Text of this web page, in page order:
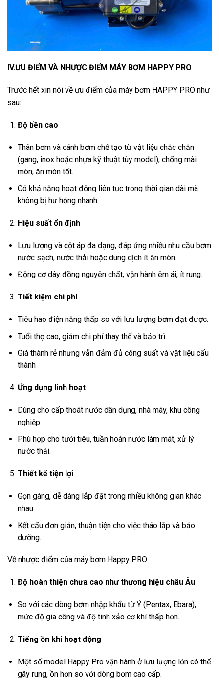
IV.ƯU ĐIỂM VÀ NHƯỢC ĐIỂM MÁY BƠM HAPPY PRO
Trước hết xin nói về ưu điểm của máy bơm HAPPY PRO như
sau:
Độ bền cao
Thân bơm và cánh bơm chế tạo từ vật liệu chắc chắn
(gang, inox hoặc nhựa kỹ thuật tùy model), chống mài
mòn, ăn mòn tốt.
Có khả năng hoạt động liên tục trong thời gian dài mà
không bị hư hỏng nhanh.
Hiệu suất ổn định
Lưu lượng và cột áp đa dạng, đáp ứng nhiều nhu cầu bơm
nước sạch, nước thải hoặc dung dịch ít ăn mòn.
Động cơ dây đồng nguyên chất, vận hành êm ái, ít rung.
Tiết kiệm chi phí
Tiêu hao điện năng thấp so với lưu lượng bơm đạt được.
Tuổi thọ cao, giảm chi phí thay thế và bảo trì.
Giá thành rẻ nhưng vẫn đảm đủ công suất và vật liệu cấu
thành
Ứng dụng linh hoạt
Dùng cho cấp thoát nước dân dụng, nhà máy, khu công
nghiệp.
Phù hợp cho tưới tiêu, tuần hoàn nước làm mát, xử lý
nước thải.
Thiết kế tiện lợi
Gọn gàng, dễ dàng lắp đặt trong nhiều không gian khác
nhau.
Kết cấu đơn giản, thuận tiện cho việc tháo lắp và bảo
dưỡng.
Về nhược điểm của máy bơm Happy PRO
Độ hoàn thiện chưa cao như thương hiệu châu Âu
So với các dòng bơm nhập khẩu từ Ý (Pentax, Ebara),
mức độ gia công và độ tinh xảo cơ khí thấp hơn.
Tiếng ồn khi hoạt động
Một số model Happy Pro vận hành ở lưu lượng lớn có thể
gây rung, ồn hơn so với dòng bơm cao cấp.